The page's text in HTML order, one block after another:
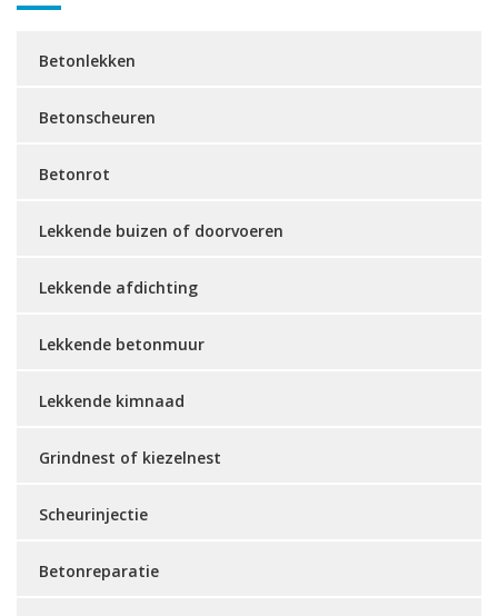
Betonlekken
Betonscheuren
Betonrot
Lekkende buizen of doorvoeren
Lekkende afdichting
Lekkende betonmuur
Lekkende kimnaad
Grindnest of kiezelnest
Scheurinjectie
Betonreparatie